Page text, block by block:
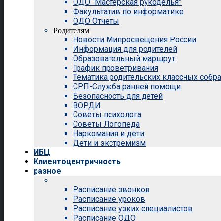
ОДО “Мастерская рукоделья”
Факультатив по информатике
ОДО Отчеты
Родителям
Новости Мипросвещения России
Информация для родителей
Образовательный маршрут
График проветривания
Тематика родительских классных
СРП-Служба ранней помощи
Безопасность для детей
ВОРДИ
Советы психолога
Советы Логопеда
Наркомания и дети
Дети и экстремизм
ИБЦ
Клиентоцентричность
разное
Расписание звонков
Расписание уроков
Расписание узких специалистов
Расписание ОДО